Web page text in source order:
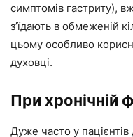
симптомів гастриту),
з’їдають в обмеженій
цьому особливо
духовці.
При хронічній
Дуже часто у пацієнтів